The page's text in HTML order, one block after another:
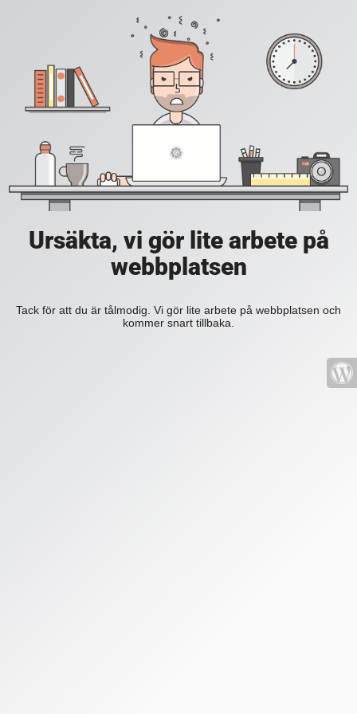
Ursäkta, vi gör lite arbete på
webbplatsen
Tack för att du är tålmodig. Vi gör lite arbete på webbplatsen och
kommer snart tillbaka.